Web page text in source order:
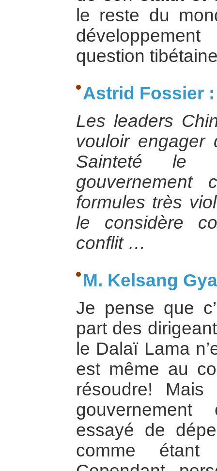
le reste du
question
Astrid Fossier :
Les leaders
vouloir engager
Sainteté le
gouvernement
formules très
le considère
conflit …
M. Kelsang
Je pense que
part des
le Dalaï Lama
est même au
résoudre! Mais
essayé de
comme étant